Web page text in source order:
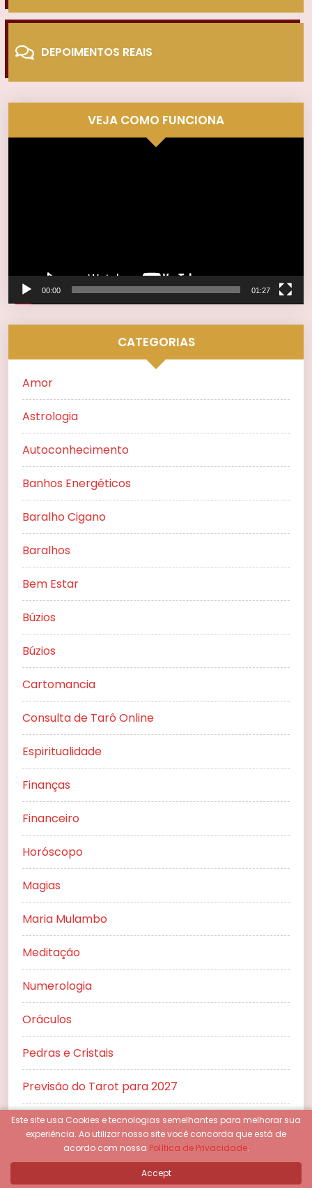
DEPOIMENTOS REAIS
VEJA COMO FUNCIONA
00:00 01:27
CATEGORIAS
Amor
Astrologia
Autoconhecimento
Banhos Energéticos
Baralho Cigano
Baralhos
Bem Estar
Búzios
Búzios
Cartomancia
Consulta de Tarô Online
Espiritualidade
Finanças
Financeiro
Horóscopo
Magias
Maria Mulambo
Meditação
Numerologia
Oráculos
Pedras e Cristais
Previsão do Tarot para 2027
Previsões
Previsões 2024
Este site usa Cookies e tecnologias semelhantes para melhorar sua
experiência. Ao utilizar nosso site você concorda que está de
acordo com nossa Política de Privacidade.
Accept